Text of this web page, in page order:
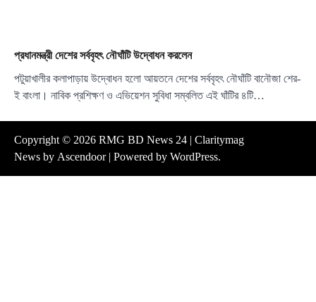
প্রধানমন্ত্রী দেশের সর্ববৃহৎ নৌঘাঁটি উদ্বোধন করলেন
পটুয়াখালীর কলাপাড়ায় উদ্বোধন হলো আয়তনে দেশের সর্ববৃহৎ নৌঘাঁটি বানৌজা শের-
ই বাংলা। নাবিক প্রশিক্ষণ ও এভিয়েশন সুবিধা সম্বলিত এই ঘাঁটির ৪টি…
Copyright © 2026 RMG BD News 24 | Claritymag
News by Ascendoor| Powered by WordPress.